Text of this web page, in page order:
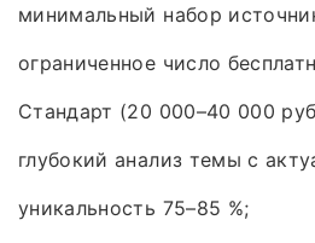
минимальный набор
ограниченное число
Стандарт (20 000–40 000
глубокий анализ темы с
уникальность 75–85 %;